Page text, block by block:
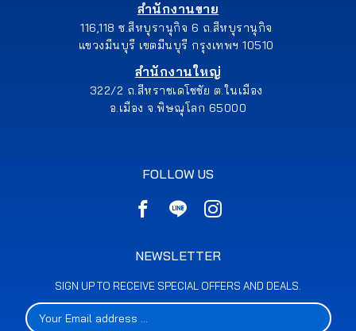
สำนักงานขาย
116,118 ซ.สีหบุรานุกิจ 6 ถ.สีหบุรานุกิจ
แขวงมีนบุรี เขตมีนบุรี กรุงเทพฯ 10510
สำนักงานใหญ่
322/2 ถ.สีหราชเดโชชัย ต.ในเมือง
อ.เมือง จ.พิษณุโลก 65000
FOLLOW US
NEWSLETTER
SIGN UP TO RECEIVE SPECIAL OFFERS AND DEALS.